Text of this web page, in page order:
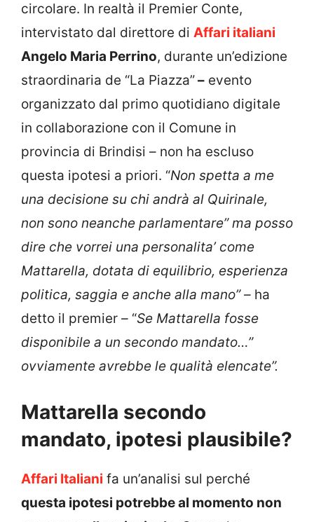
circolare. In realtà il Premier Conte,
intervistato dal direttore di Affari italiani
Angelo Maria Perrino, durante un’edizione
straordinaria de “La Piazza”– evento
organizzato dal primo quotidiano digitale
in collaborazione con il Comune in
provincia di Brindisi – non ha escluso
questa ipotesi a priori. “Non spetta a me
una decisione su chi andrà al Quirinale,
non sono neanche parlamentare” ma posso
dire che vorrei una personalita’ come
Mattarella, dotata di equilibrio, esperienza
politica, saggia e anche alla mano” – ha
detto il premier – “Se Mattarella fosse
disponibile a un secondo mandato…”
ovviamente avrebbe le qualità elencate”.
Mattarella secondo
mandato, ipotesi plausibile?
Affari Italiani fa un’analisi sul perché
questa ipotesi potrebbe al momento non